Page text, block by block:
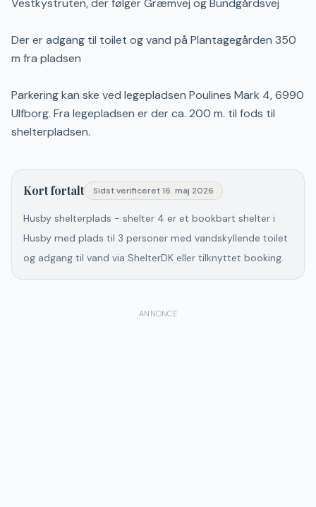
Vestkystruten, der følger Græmvej og Bundgårdsvej
Der er adgang til toilet og vand på Plantagegården 350
m fra pladsen
Parkering kan ske ved legepladsen Poulines Mark 4, 6990
Ulfborg. Fra legepladsen er der ca. 200 m. til fods til
shelterpladsen.
Kort fortalt Sidst verificeret16. maj 2026
Husby shelterplads - shelter 4 er et bookbart shelter i
Husby med plads til 3 personer med vandskyllende toilet
og adgang til vand via ShelterDK eller tilknyttet booking.
ANNONCE